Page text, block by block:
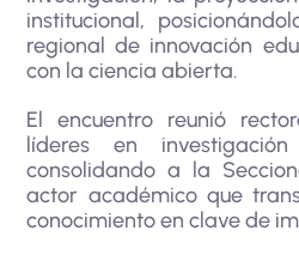
institucional,
regional de innovación
con la ciencia abierta.
El encuentro reunió
líderes en
consolidando a la
actor académico que
conocimiento en clave de